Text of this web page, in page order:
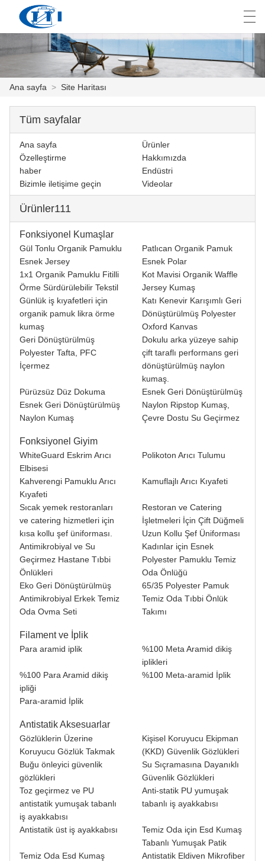
ÜRÜNLER
ÖZELLEŞTIRME
HAKKIMIZDA
HABER
ENDÜSTRI
BIZIMLE ILETIŞIME GEÇIN
VIDEOLAR
العربية česky Deutsch
Ana sayfa > Site Haritası
Tüm sayfalar
Ana sayfa
Ürünler
Özelleştirme
Hakkımızda
haber
Endüstri
Bizimle iletişime geçin
Videolar
Ürünler111
Fonksiyonel Kumaşlar
Gül Tonlu Organik Pamuklu
Esnek Jersey
Patlıcan Organik Pamuk
Esnek Polar
1x1 Organik Pamuklu Fitilli
Örme Sürdürülebilir Tekstil
Kot Mavisi Organik Waffle
Jersey Kumaş
Günlük iş kıyafetleri için
organik pamuk likra örme
kumaş
Katı Kenevir Karışımlı Geri
Dönüştürülmüş Polyester
Oxford Kanvas
Geri Dönüştürülmüş
Polyester Tafta, PFC
İçermez
Dokulu arka yüzeye sahip
çift taraflı performans geri
dönüştürülmüş naylon
kumaş.
Pürüzsüz Düz Dokuma
Esnek Geri Dönüştürülmüş
Naylon Kumaş
Esnek Geri Dönüştürülmüş
Naylon Ripstop Kumaş,
Çevre Dostu Su Geçirmez
Fonksiyonel Giyim
WhiteGuard Eskrim Arıcı
Elbisesi
Polikoton Arıcı Tulumu
Kahverengi Pamuklu Arıcı
Kıyafeti
Kamuflajlı Arıcı Kıyafeti
Sıcak yemek restoranları
ve catering hizmetleri için
kısa kollu şef üniforması.
Restoran ve Catering
İşletmeleri İçin Çift Düğmeli
Uzun Kollu Şef Üniforması
Antimikrobiyal ve Su
Geçirmez Hastane Tıbbi
Önlükleri
Kadınlar için Esnek
Polyester Pamuklu Temiz
Oda Önlüğü
Eko Geri Dönüştürülmüş
Antimikrobiyal Erkek Temiz
Oda Ovma Seti
65/35 Polyester Pamuk
Temiz Oda Tıbbi Önlük
Takımı
Filament ve İplik
Para aramid iplik
%100 Meta Aramid dikiş
iplikleri
%100 Para Aramid dikiş
ipliği
%100 Meta-aramid İplik
Para-aramid İplik
Antistatik Aksesuarlar
Gözlüklerin Üzerine
Koruyucu Gözlük Takmak
Kişisel Koruyucu Ekipman
(KKD) Güvenlik Gözlükleri
Buğu önleyici güvenlik
gözlükleri
Su Sıçramasına Dayanıklı
Güvenlik Gözlükleri
Toz geçirmez ve PU
antistatik yumuşak tabanlı
iş ayakkabısı
Anti-statik PU yumuşak
tabanlı iş ayakkabısı
Antistatik üst iş ayakkabısı
Temiz Oda için Esd Kumaş
Tabanlı Yumuşak Patik
Temiz Oda Esd Kumaş
Antistatik Eldiven Mikrofiber